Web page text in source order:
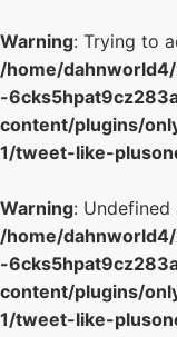
Warning: Trying to
/home/
-
content/plugins/
1/tweet-like-
Warning:
/home/
-
content/plugins/
1/tweet-like-